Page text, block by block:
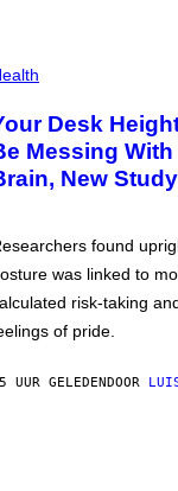
Desk
Messing With
New
found
was linked to
risk-taking
of pride.
UUR GELEDENDOOR